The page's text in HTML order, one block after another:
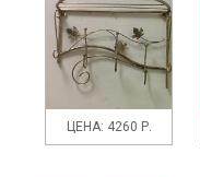
ЦЕНА: 4260 Р.